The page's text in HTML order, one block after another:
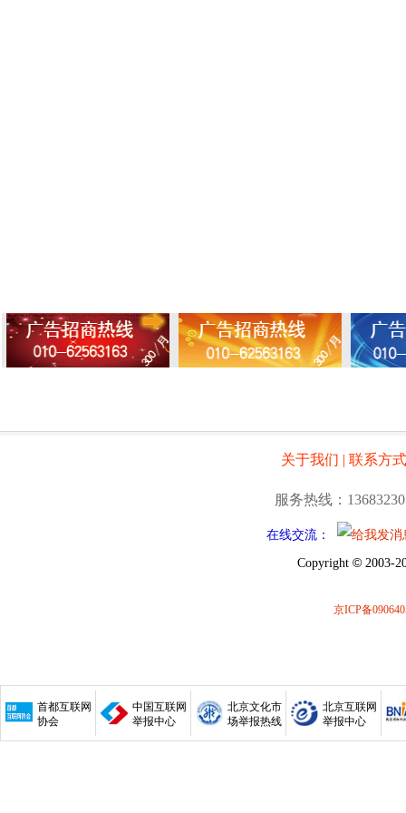
关于我们 | 联系方式
服务热线：
在线交流：
Copyright © 2003-
京ICP备
首都互联网
协会
中国互联网
举报中心
北京文化市
场举报热线
北京互联网
举报中心